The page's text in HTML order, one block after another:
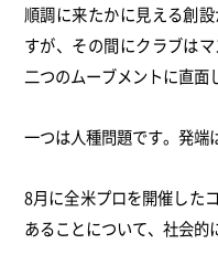
順調に来たかに見える創
すが、その間にクラブは
二つのムーブメントに直面
一つは人種問題です。発端
8月に全米プロを開催した
あることについて、社会的